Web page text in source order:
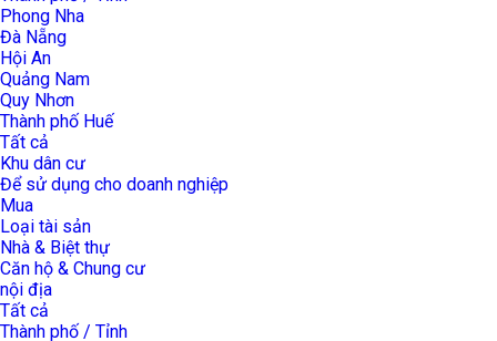
Phong Nha
Đà Nẵng
Hội An
Quảng Nam
Quy Nhơn
Thành phố Huế
Tất cả
Khu dân cư
Để sử dụng cho doanh nghiệp
Mua
Loại tài sản
Nhà & Biệt thự
Căn hộ & Chung cư
nội địa
Tất cả
Thành phố / Tỉnh